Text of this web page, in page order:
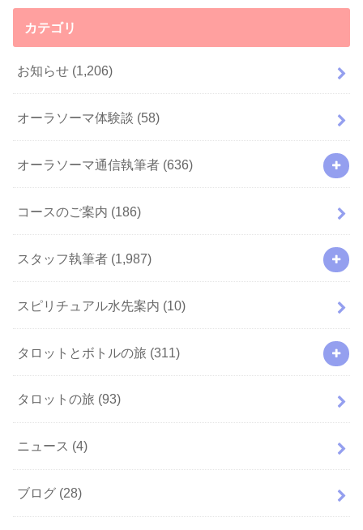
カテゴリ
お知らせ (1,206)
オーラソーマ体験談 (58)
オーラソーマ通信執筆者 (636)
コースのご案内 (186)
スタッフ執筆者 (1,987)
スピリチュアル水先案内 (10)
タロットとボトルの旅 (311)
タロットの旅 (93)
ニュース (4)
ブログ (28)